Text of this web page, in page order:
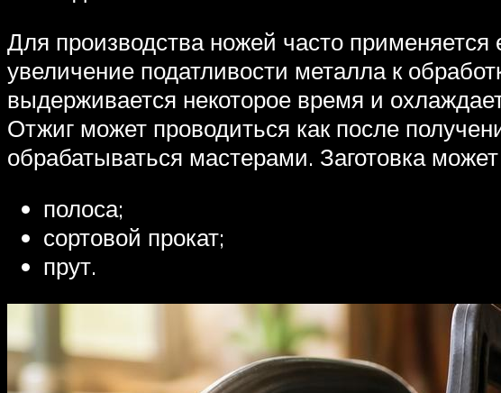
Для производства ножей часто
увеличение податливости металла к
выдерживается некоторое время и
Отжиг может проводиться как после
обрабатываться мастерами. Заготовка
полоса;
сортовой прокат;
прут.